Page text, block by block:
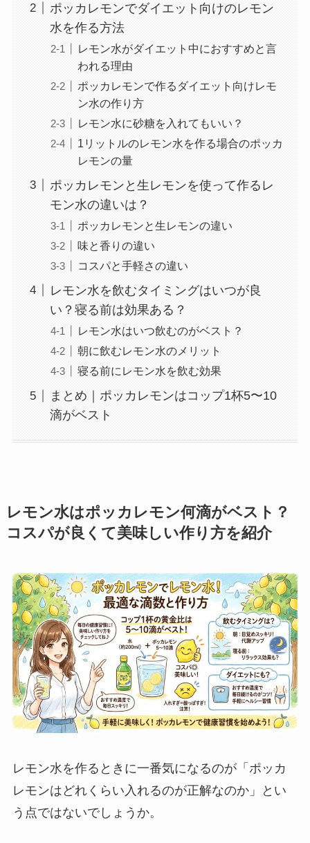
ポッカレモンでダイエット向けのレモン
水を作る方法
レモン水がダイエット中におすすめと言
われる理由
ポッカレモンで作るダイエット向けレモ
ン水の作り方
レモン水に砂糖を入れてもいい？
1リットルのレモン水を作る場合のポッカ
レモンの量
ポッカレモンと生レモンを使って作るレ
モン水の違いは？
ポッカレモンと生レモンの違い
味と香りの違い
コスパと手軽さの違い
レモン水を飲むタイミングはいつが良
い？寝る前は効果ある？
レモン水はいつ飲むのがベスト？
朝に飲むレモン水のメリット
寝る前にレモン水を飲む効果
まとめ｜ポッカレモンはコップ1杯5〜10
滴がベスト
レモン水はポッカレモン何滴がベスト？
コスパが良くて美味しい作り方を紹介
レモン水を作るときに一番気になるのが「ポッカ
レモンはどれくらい入れるのが正解なのか」とい
う点ではないでしょうか。